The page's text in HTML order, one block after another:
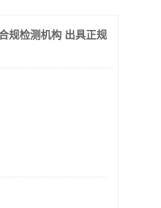
规检测机构 出具正规